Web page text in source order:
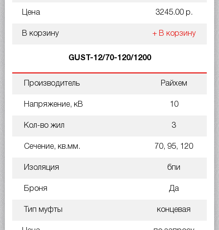
Цена 3245.00 р.
В корзину + В корзину
GUST-12/70-120/1200
Производитель Райхем
Напряжение, кВ 10
Кол-во жил 3
Сечение, кв.мм. 70, 95, 120
Изоляция бпи
Броня Да
Тип муфты концевая